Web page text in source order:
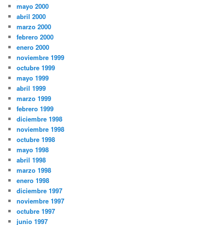
mayo 2000
abril 2000
marzo 2000
febrero 2000
enero 2000
noviembre 1999
octubre 1999
mayo 1999
abril 1999
marzo 1999
febrero 1999
diciembre 1998
noviembre 1998
octubre 1998
mayo 1998
abril 1998
marzo 1998
enero 1998
diciembre 1997
noviembre 1997
octubre 1997
junio 1997